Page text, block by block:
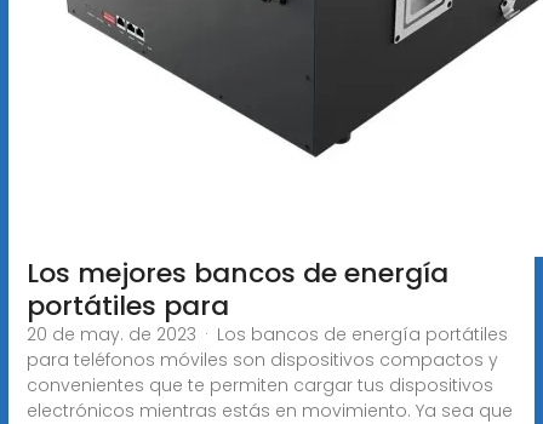
Los mejores bancos de energía
portátiles para
20 de may. de 2023 · Los bancos de energía portátiles
para teléfonos móviles son dispositivos compactos y
convenientes que te permiten cargar tus dispositivos
electrónicos mientras estás en movimiento. Ya sea que